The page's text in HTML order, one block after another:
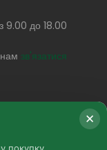
9.00 до 18.00
зв'язатися
✕